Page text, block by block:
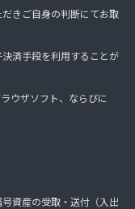
きご自身の判断にてお取
済手段を利用することが
ウザソフト、ならびに
資産の受取・送付（入出